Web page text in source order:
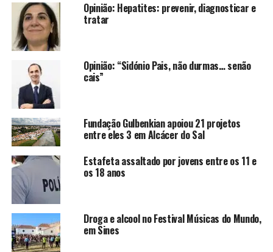
Opinião: Hepatites: prevenir, diagnosticar e
tratar
Opinião: “Sidónio Pais, não durmas… senão
cais”
Fundação Gulbenkian apoiou 21 projetos
entre eles 3 em Alcácer do Sal
Estafeta assaltado por jovens entre os 11 e
os 18 anos
Droga e alcool no Festival Músicas do Mundo,
em Sines